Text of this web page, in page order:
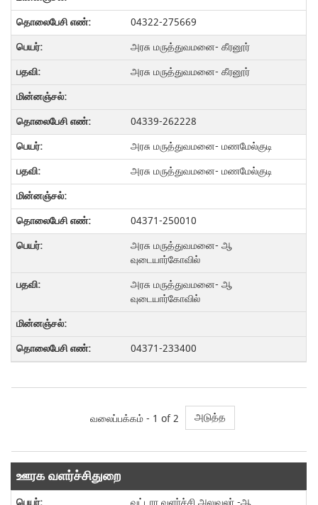
04322-275669
அரசு மருத்துவமனை- கீரனூர்
அரசு மருத்துவமனை- கீரனூர்
04339-262228
அரசு மருத்துவமனை- மணமேல்குடி
அரசு மருத்துவமனை- மணமேல்குடி
04371-250010
அரசு மருத்துவமனை- ஆ
வுடையார்கோவில்
அரசு மருத்துவமனை- ஆ
வுடையார்கோவில்
04371-233400
வலைப்பக்கம் - 1 of 2 அடுத்த
ஊரக வளர்ச்சிதுறை